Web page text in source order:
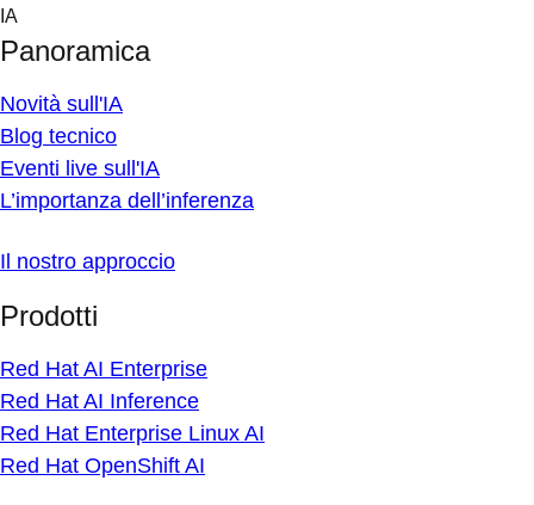
Skip
content
IA
Panoramica
Novità sull'IA
Blog tecnico
Eventi live sull'IA
L’importanza dell’inferenza
Il nostro approccio
Prodotti
Red Hat AI Enterprise
Red Hat AI Inference
Red Hat Enterprise Linux AI
Red Hat OpenShift AI